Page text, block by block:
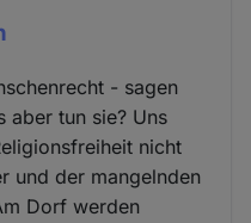
- sagen
aber tun sie? Uns
nicht
und der mangelnden
Dorf werden